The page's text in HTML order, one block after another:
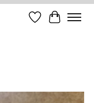
Verlanglijst
Items